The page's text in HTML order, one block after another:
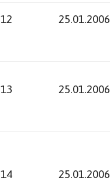
12 25.01.2006
13 25.01.2006
14 25.01.2006